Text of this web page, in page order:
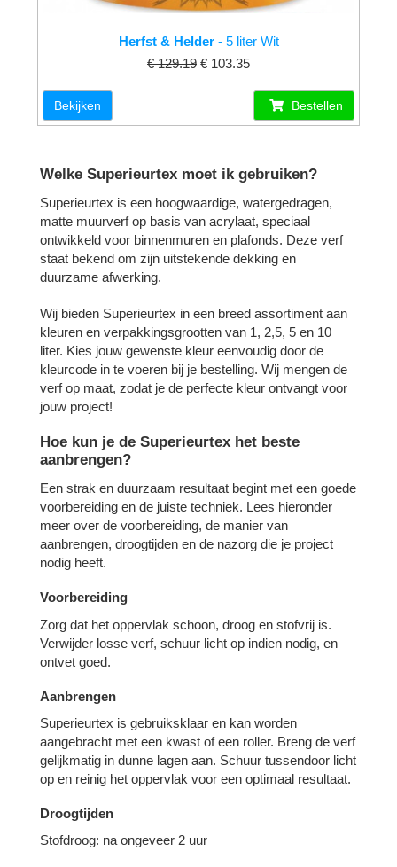
Herfst & Helder- 5 liter Wit
€ 129.19 € 103.35
Bekijken Bestellen
Welke Superieurtex moet ik gebruiken?
Superieurtex is een hoogwaardige, watergedragen,
matte muurverf op basis van acrylaat, speciaal
ontwikkeld voor binnenmuren en plafonds. Deze verf
staat bekend om zijn uitstekende dekking en
duurzame afwerking.
Wij bieden Superieurtex in een breed assortiment aan
kleuren en verpakkingsgrootten van 1, 2,5, 5 en 10
liter. Kies jouw gewenste kleur eenvoudig door de
kleurcode in te voeren bij je bestelling. Wij mengen de
verf op maat, zodat je de perfecte kleur ontvangt voor
jouw project!
Hoe kun je de Superieurtex het beste
aanbrengen?
Een strak en duurzaam resultaat begint met een goede
voorbereiding en de juiste techniek. Lees hieronder
meer over de voorbereiding, de manier van
aanbrengen, droogtijden en de nazorg die je project
nodig heeft.
Voorbereiding
Zorg dat het oppervlak schoon, droog en stofvrij is.
Verwijder losse verf, schuur licht op indien nodig, en
ontvet goed.
Aanbrengen
Superieurtex is gebruiksklaar en kan worden
aangebracht met een kwast of een roller. Breng de verf
gelijkmatig in dunne lagen aan. Schuur tussendoor licht
op en reinig het oppervlak voor een optimaal resultaat.
Droogtijden
Stofdroog: na ongeveer 2 uur